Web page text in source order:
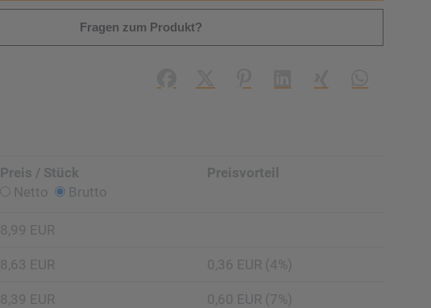
Fragen zum Produkt?
Facebook
X PinterestLinkedInXing WhatsApp
Preis / Stück
Netto
Brutto
Preisvorteil
8,99 EUR
8,63 EUR 0,36 EUR (4%)
8,39 EUR 0,60 EUR (7%)